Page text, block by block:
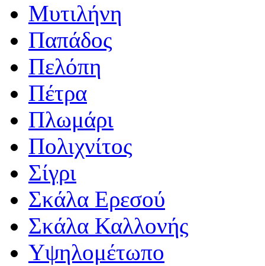
Μυτιλήνη
Παπάδος
Πελόπη
Πέτρα
Πλωμάρι
Πολιχνίτος
Σίγρι
Σκάλα Ερεσού
Σκάλα Καλλονής
Υψηλομέτωπο